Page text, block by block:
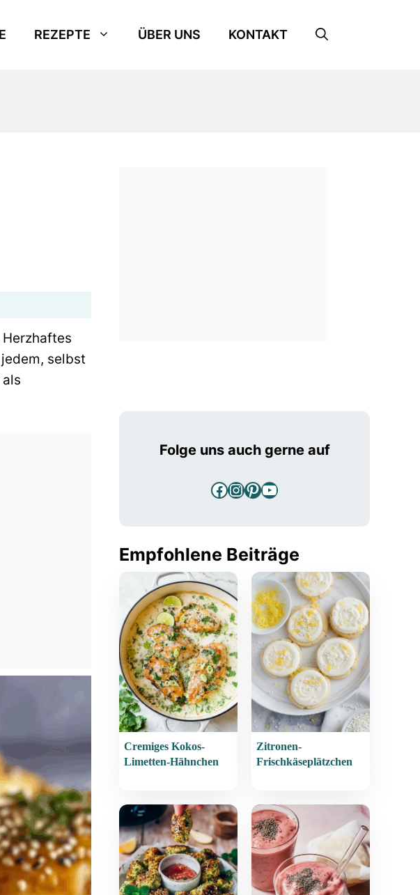
REZEPTE ÜBER UNS KONTAKT
selbst
Folge uns auch gerne auf
Facebook
Instagram
Pinterest
YouTube
Empfohlene Beiträge
Cremiges Kokos-
Limetten-Hähnchen
Zitronen-
Frischkäseplätzchen